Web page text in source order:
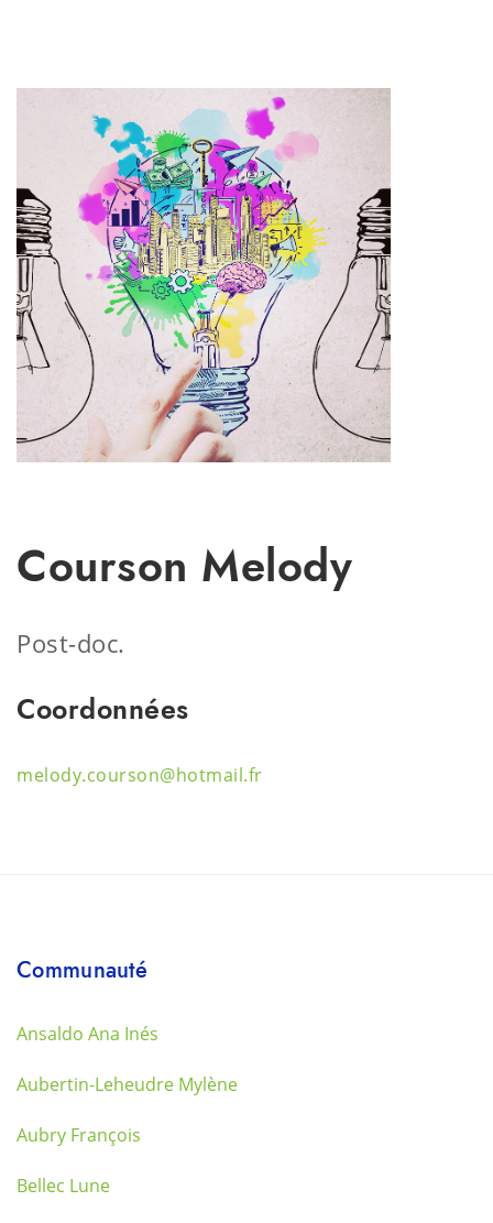
Courson Melody
Post-doc.
Coordonnées
melody.courson@hotmail.fr
Communauté
Ansaldo Ana Inés
Aubertin-Leheudre Mylène
Aubry François
Bellec Lune